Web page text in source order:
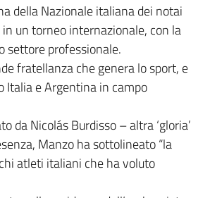
della Nazionale italiana dei notai
un torneo internazionale, con la
settore professionale.
fratellanza che genera lo sport, e
Italia e Argentina in campo
da Nicolás Burdisso – altra ‘gloria’
Manzo ha sottolineato “la
atleti italiani che ha voluto